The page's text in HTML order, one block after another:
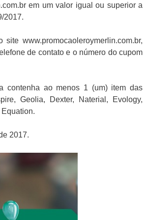
em um valor igual ou superior a
2017.
www.promocaoleroymerlin.com.br,
de contato e o número do cupom
contenha ao menos 1 (um) item das
Geolia, Dexter, Naterial, Evology,
2017.